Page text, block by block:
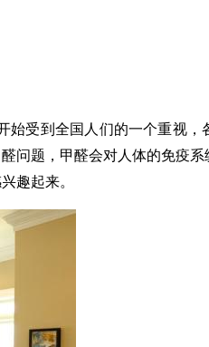
始受到全国人们的一个重视
问题，甲醛会对人体的免疫
趣起来。